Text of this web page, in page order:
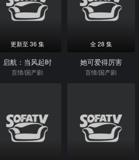
更新至 36 集
启航：当风起时
言情/国产剧
全 28 集
她可爱得厉害
言情/国产剧